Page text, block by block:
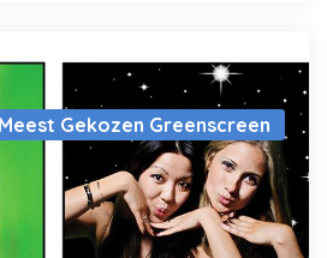
Meest Gekozen Greenscreen